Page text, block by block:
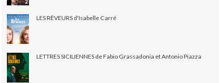
LES RÊVEURS d'Isabelle Carré
LETTRES SICILIENNES de Fabio Grassadonia et Antonio Piazza